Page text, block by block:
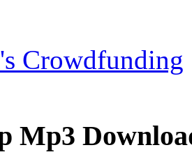
Crowdfunding
Mp3